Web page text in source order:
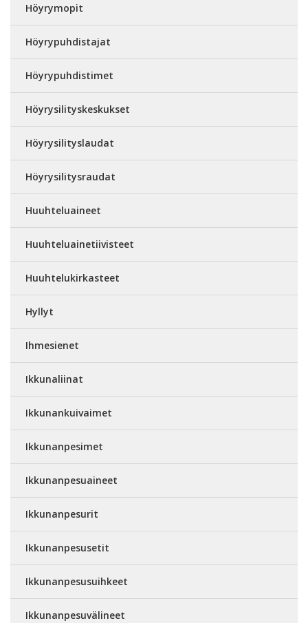
Höyrymopit
Höyrypuhdistajat
Höyrypuhdistimet
Höyrysilityskeskukset
Höyrysilityslaudat
Höyrysilitysraudat
Huuhteluaineet
Huuhteluainetiivisteet
Huuhtelukirkasteet
Hyllyt
Ihmesienet
Ikkunaliinat
Ikkunankuivaimet
Ikkunanpesimet
Ikkunanpesuaineet
Ikkunanpesurit
Ikkunanpesusetit
Ikkunanpesusuihkeet
Ikkunanpesuvälineet